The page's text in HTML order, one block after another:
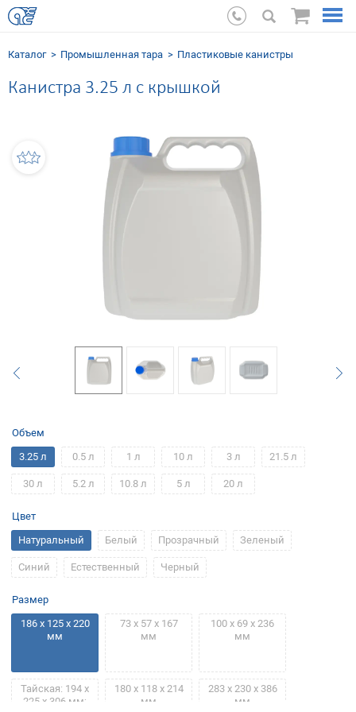
Каталог Промышленная тара Пластиковые канистры
Канистра 3.25 л с крышкой
Объем
3.25 л
0.5 л 1 л 10 л 3 л 21.5 л
30 л 5.2 л 10.8 л 5 л 20 л
Цвет
Натуральный
Белый Прозрачный Зеленый
Синий Естественный Черный
Размер
186 х 125 х 220
мм
73 х 57 х 167
мм
100 х 69 х 236
мм
Тайская: 194 х
225 х 306 мм;
180 x 118 x 214
мм
283 х 230 х 386
мм